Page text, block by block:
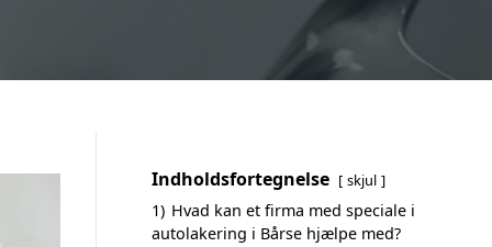
Indholdsfortegnelse skjul
1) Hvad kan et firma med speciale i
autolakering i Bårse hjælpe med?